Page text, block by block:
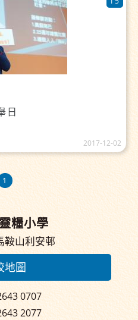
日
2017-12-02
1
糧小學
鞍山利安邨
地圖
0707
2077